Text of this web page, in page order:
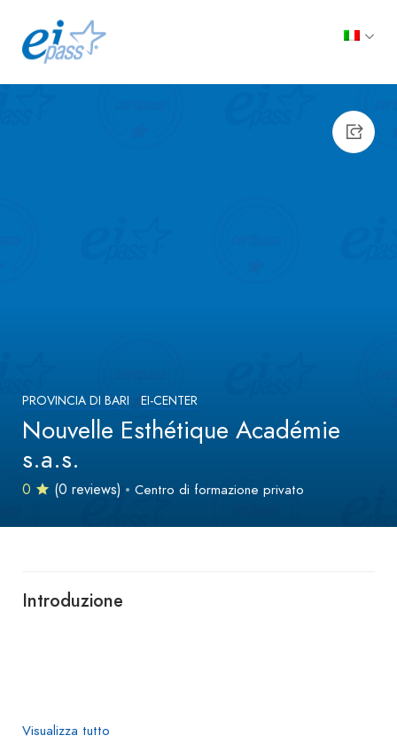
PROVINCIA DI BARI EI-CENTER
Nouvelle Esthétique Académie
s.a.s.
0 (0 reviews) Centro di formazione privato
Introduzione
Visualizza tutto